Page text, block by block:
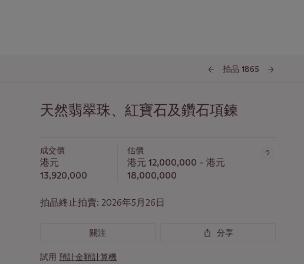
拍品 1865
天然翡翠珠、紅寶石及鑽石項鍊
成交價
港元
13,920,000
估價
港元 12,000,000 – 港元
18,000,000
拍品終止拍賣: 2026年5月26日
關注 分享
試用 預計金額計算機